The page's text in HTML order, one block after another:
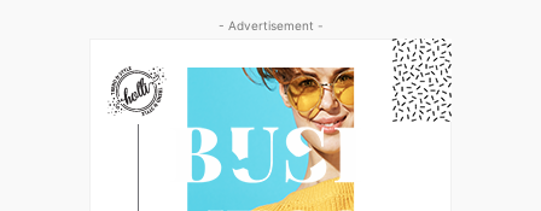
- Advertisement -